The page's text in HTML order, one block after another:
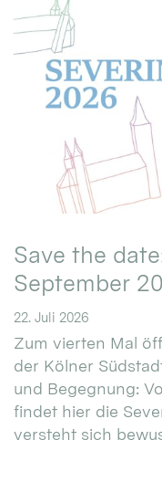
Save the
September
22. Juli 2026
Zum vierten Mal
der Kölner
und Begegnung:
findet hier die
versteht sich